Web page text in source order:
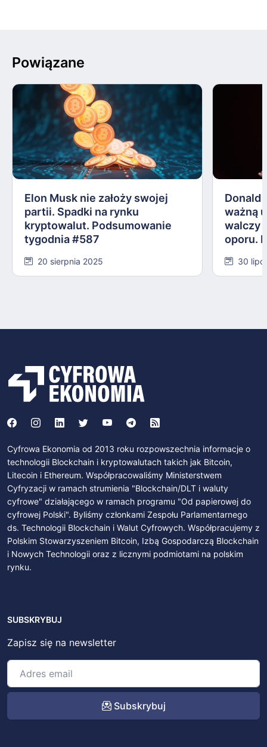
Powiązane
Elon Musk nie założy swojej
partii. Spadki na rynku
kryptowalut. Podsumowanie
tygodnia #587
20 sierpnia 2025
Donald
ważną
walczy
oporu.
30
Cyfrowa Ekonomia od 2013 roku rozpowszechnia informacje o
technologii Blockchain i kryptowalutach takich jak Bitcoin,
Litecoin i Ethereum. Współpracowaliśmy Ministerstwem
Cyfryzacji w ramach strumienia "Blockchain/DLT i waluty
cyfrowe" działającego w ramach programu "Od papierowej do
cyfrowej Polski". Byliśmy członkami Zespołu Parlamentarnego
ds. Technologii Blockchain i Walut Cyfrowych. Współpracujemy z
Polskim Stowarzyszeniem Bitcoin, Izbą Gospodarczą Blockchain
i Nowych Technologii oraz z licznymi podmiotami na polskim
rynku.
SUBSKRYBUJ
Zapisz się na newsletter
Subskrybuj